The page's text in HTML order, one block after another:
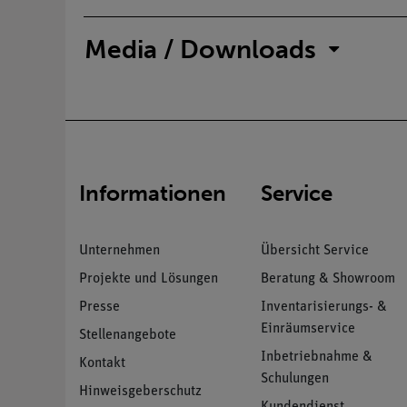
Media / Downloads
Informationen
Unternehmen
Projekte und Lösungen
Presse
Stellenangebote
Kontakt
Hinweisgeberschutz
Service
Übersicht Service
Beratung & Showroom
Inventarisierungs- &
Einräumservice
Inbetriebnahme &
Schulungen